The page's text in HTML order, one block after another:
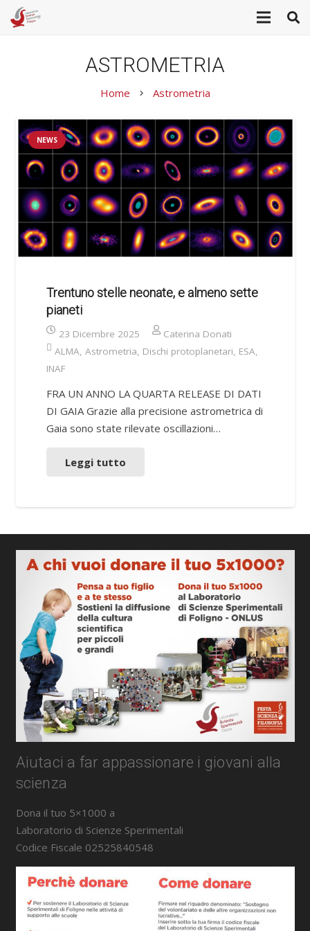
ASTROMETRIA
Home keyboard_arrow_right Astrometria
NEWS
Trentuno stelle neonate, e almeno sette
pianeti
23 Dicembre 2025
Caterina Donati
ALMA, Astrometria, Dischi protoplanetari, ESA,
INAF
FRA UN ANNO LA QUARTA RELEASE DI DATI
DI GAIA Grazie alla precisione astrometrica di
Gaia sono state rilevate oscillazioni…
Leggi tutto
Aiutaci a far appassionare i giovani alla
scienza
Dona il tuo 5×1000 a
Laboratorio di Scienze Sperimentali
Codice Fiscale 02525840548